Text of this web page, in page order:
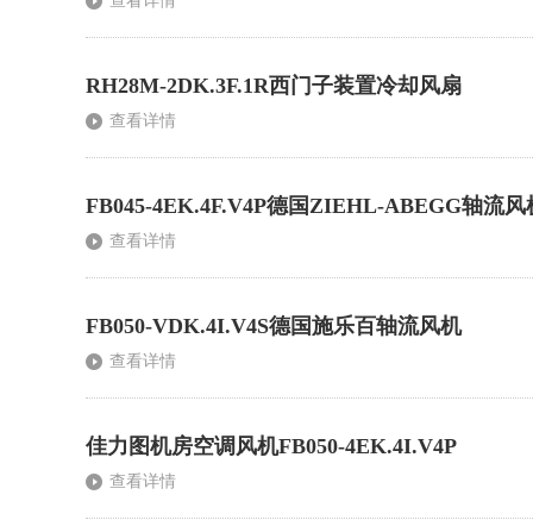
RH28M-2DK.3F.1R西门子装置冷却风扇
查看详情
FB045-4EK.4F.V4P德国ZIEHL-ABEGG轴流风
查看详情
FB050-VDK.4I.V4S德国施乐百轴流风机
查看详情
佳力图机房空调风机FB050-4EK.4I.V4P
查看详情